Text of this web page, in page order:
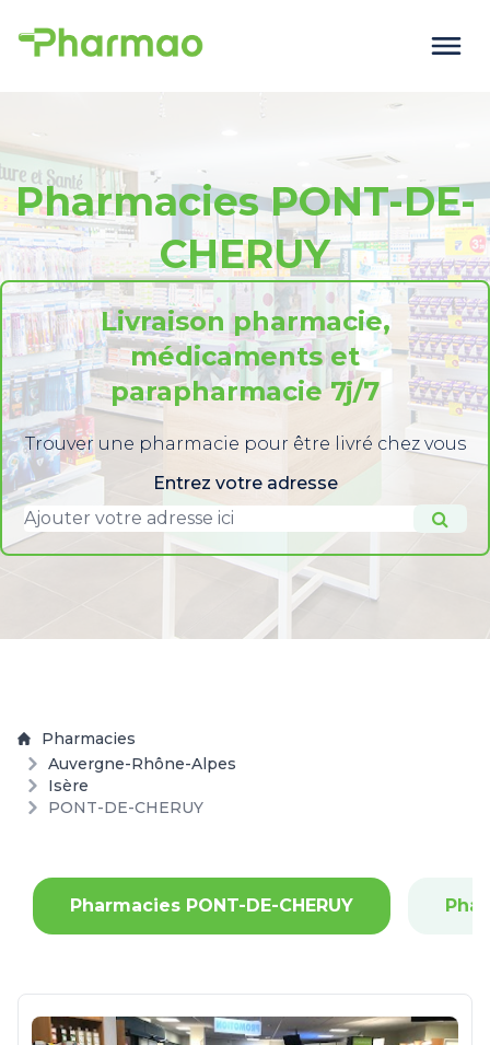
Pharmacies PONT-DE-
CHERUY
Livraison pharmacie,
médicaments et
parapharmacie 7j/7
Trouver une pharmacie pour être livré chez vous
Entrez votre adresse
Pharmacies
Auvergne-Rhône-Alpes
Isère
PONT-DE-CHERUY
Pharmacies PONT-DE-CHERUY